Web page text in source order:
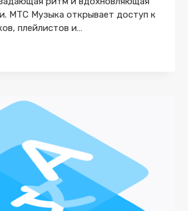
МТС Музыка открывает доступ к
плейлистов и…